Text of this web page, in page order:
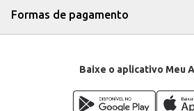
Formas de pagamento
Baixe o aplicativo Meu